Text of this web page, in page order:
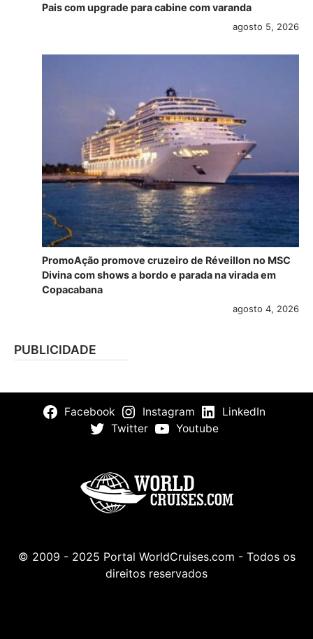
Pais com upgrade para cabine com varanda
agosto 5, 2026
PromoAção promove cruzeiro de Réveillon no MSC
Divina com shows a bordo e parada na virada em
Copacabana
agosto 4, 2026
PUBLICIDADE
Facebook Instagram
LinkedIn
Twitter
Youtube
© 2009 - 2025 Portal WorldCruises.com - Todos os
direitos reservados